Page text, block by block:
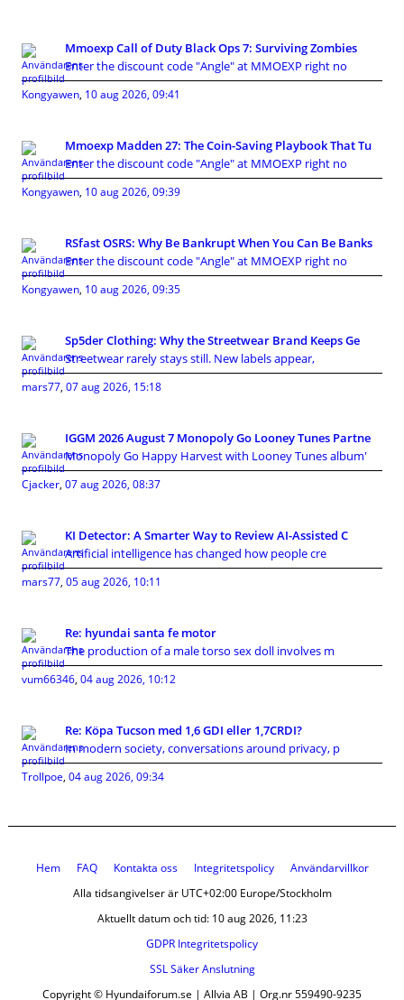
Mmoexp Call of Duty Black Ops 7: Surviving Zombies
Enter the discount code "Angle" at MMOEXP right no
Kongyawen, 10 aug 2026, 09:41
Mmoexp Madden 27: The Coin-Saving Playbook That Tu
Enter the discount code "Angle" at MMOEXP right no
Kongyawen, 10 aug 2026, 09:39
RSfast OSRS: Why Be Bankrupt When You Can Be Banks
Enter the discount code "Angle" at MMOEXP right no
Kongyawen, 10 aug 2026, 09:35
Sp5der Clothing: Why the Streetwear Brand Keeps Ge
Streetwear rarely stays still. New labels appear,
mars77, 07 aug 2026, 15:18
IGGM 2026 August 7 Monopoly Go Looney Tunes Partne
Monopoly Go Happy Harvest with Looney Tunes album'
Cjacker, 07 aug 2026, 08:37
KI Detector: A Smarter Way to Review AI-Assisted C
Artificial intelligence has changed how people cre
mars77, 05 aug 2026, 10:11
Re: hyundai santa fe motor
The production of a male torso sex doll involves m
vum66346, 04 aug 2026, 10:12
Re: Köpa Tucson med 1,6 GDI eller 1,7CRDI?
In modern society, conversations around privacy, p
Trollpoe, 04 aug 2026, 09:34
Hem FAQ Kontakta oss Integritetspolicy
Användarvillkor
Alla tidsangivelser är UTC+02:00 Europe/Stockholm
Aktuellt datum och tid: 10 aug 2026, 11:23
GDPR Integritetspolicy
SSL Säker Anslutning
Copyright © Hyundaiforum.se | Allvia AB | Org.nr 559490-9235